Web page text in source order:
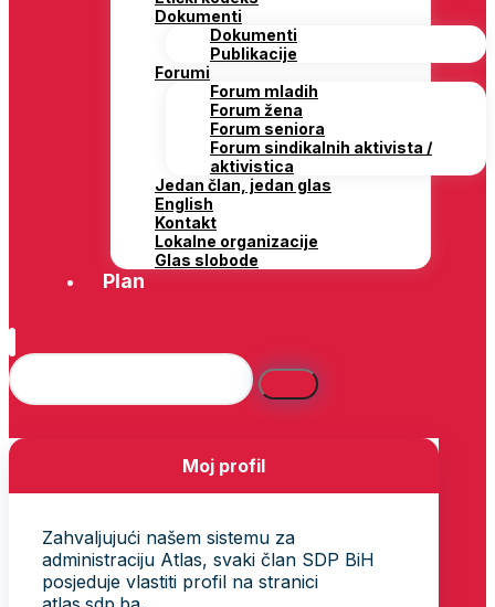
Dokumenti
Dokumenti
Publikacije
Forumi
Forum mladih
Forum žena
Forum seniora
Forum sindikalnih aktivista /
aktivistica
Jedan član, jedan glas
English
Kontakt
Lokalne organizacije
Glas slobode
Plan
Moj profil
Zahvaljujući našem sistemu za
administraciju Atlas, svaki član SDP BiH
posjeduje vlastiti profil na stranici